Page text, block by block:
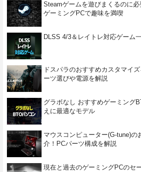
Steamゲームを遊びまくるのに必
ゲーミングPCで趣味を満喫
DLSS 4/3＆レイトレ対応ゲーム
ドスパラのおすすめカスタマイ
ーツ選びや電源を解説
グラボなし おすすめゲーミング
えに最適なモデル
マウスコンピューター(G-tune)の
介！PCパーツ構成を解説
現在と過去のゲーミングPCのセ